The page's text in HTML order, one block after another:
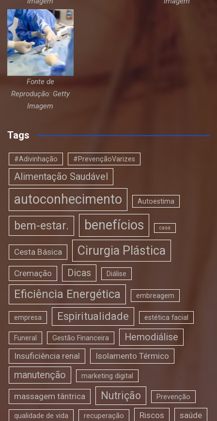
Fonte de
Reprodução: Getty
Imagem
Tags
#Adivinhação #PrevençãoVarizes
Alimentação Saudável
autoconhecimento Autoestima
bem-estar. benefícios casa
Cesta Básica Cirurgia Plástica
Cremação Dicas Diálise
Eficiência Energética embreagem
empresa Espiritualidade estética facial
Funeral Gestão Financeira Hemodiálise
Insuficiência renal Isolamento Térmico
manutenção marketing digital
massagem tântrica Nutrição Prevenção
qualidade de vida recuperação Riscos saúde